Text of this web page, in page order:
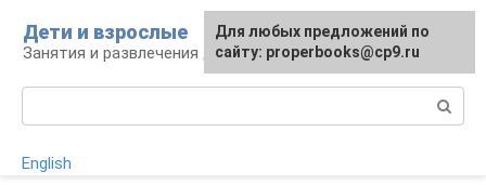
контенту
Дети и взрослые
Занятия и развлечения для дошкольников
English
Для любых предложений по
сайту: properbooks@cp9.ru